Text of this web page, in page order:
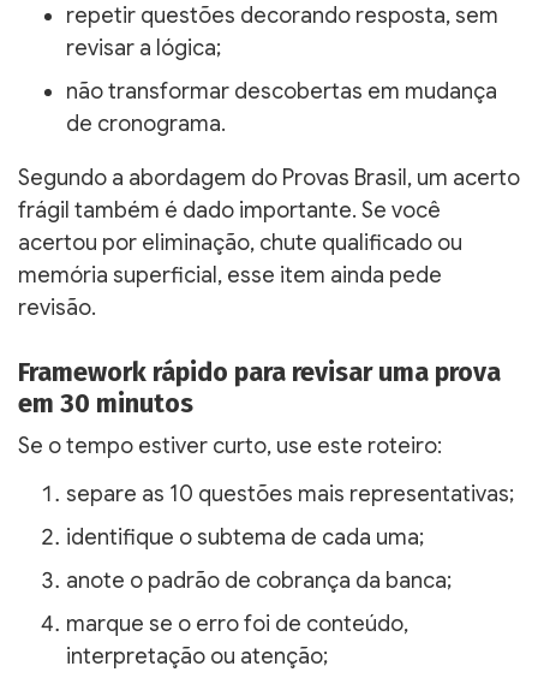
repetir questões decorando resposta, sem
revisar a lógica;
não transformar descobertas em mudança
de cronograma.
Segundo a abordagem do Provas Brasil, um acerto
frágil também é dado importante. Se você
acertou por eliminação, chute qualificado ou
memória superficial, esse item ainda pede
revisão.
Framework rápido para revisar uma prova
em 30 minutos
Se o tempo estiver curto, use este roteiro:
separe as 10 questões mais representativas;
identifique o subtema de cada uma;
anote o padrão de cobrança da banca;
marque se o erro foi de conteúdo,
interpretação ou atenção;